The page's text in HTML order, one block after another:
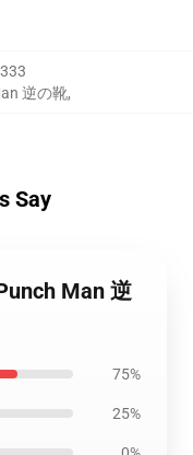
逆の靴,
Say
Man 逆
75%
25%